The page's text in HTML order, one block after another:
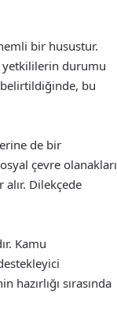
bir husustur.
yetkililerin durumu
belirtildiğinde, bu
de bir
çevre olanakları
Dilekçede
Kamu
sırasında